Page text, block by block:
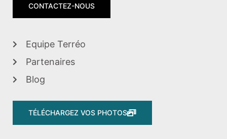
CONTACTEZ-NOUS
Equipe Terréo
Partenaires
Blog
TÉLÉCHARGEZ VOS PHOTOS